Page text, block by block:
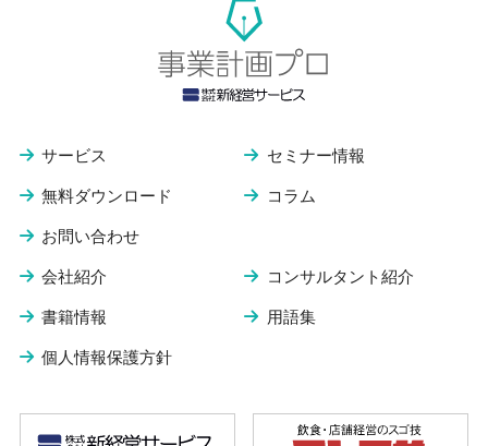
サービス セミナー情報
無料ダウンロード コラム
お問い合わせ
会社紹介 コンサルタント紹介
書籍情報 用語集
個人情報保護方針